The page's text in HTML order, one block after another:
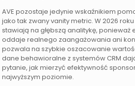
AVE pozostaje jedynie wskaźnikiem
jako tak zwany vanity metric. W 2026
stawiają na głębszą analitykę,
oddaje realnego zaangażowania ani
pozwala na szybkie oszacowanie
dane behawioralne z systemów CRM
pytanie, jak mierzyć efektywność
najwyższym poziomie.